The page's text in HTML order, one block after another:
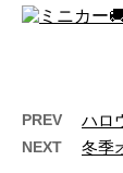
PREV ハロ
NEXT 冬季